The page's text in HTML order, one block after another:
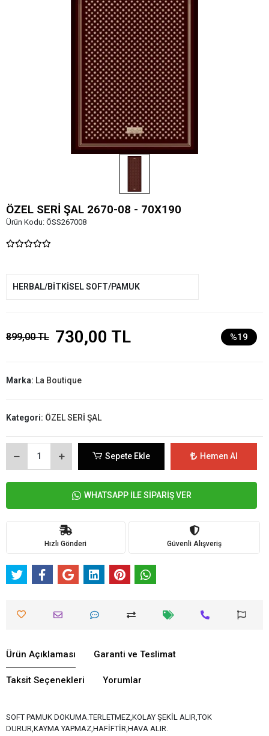
ÖZEL SERİ ŞAL 2670-08 - 70X190
Ürün Kodu: ÖSS267008
HERBAL/BİTKİSEL SOFT/PAMUK
899,00 TL 730,00 TL %19
Marka: La Boutique
Kategori: ÖZEL SERİ ŞAL
Sepete Ekle Hemen Al
WHATSAPP İLE SİPARİŞ VER
Hızlı Gönderi Güvenli Alışveriş
Ürün Açıklaması Garanti ve Teslimat
Taksit Seçenekleri Yorumlar
SOFT PAMUK DOKUMA.TERLETMEZ,KOLAY ŞEKİL ALIR,TOK
DURUR,KAYMA YAPMAZ,HAFİFTİR,HAVA ALIR.